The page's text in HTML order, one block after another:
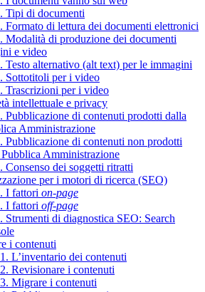
Tipi di documenti
Formato di lettura dei documenti elettronici
Modalità di produzione dei documenti
e video
Testo alternativo (alt text) per le immagini
Sottotitoli per i video
Trascrizioni per i video
intellettuale e privacy
Pubblicazione di contenuti prodotti dalla
Amministrazione
Pubblicazione di contenuti non prodotti
Amministrazione
Consenso dei soggetti ritratti
per i motori di ricerca (SEO)
I fattori on-page
I fattori off-page
Strumenti di diagnostica SEO: Search
i contenuti
L’inventario dei contenuti
Revisionare i contenuti
Migrare i contenuti